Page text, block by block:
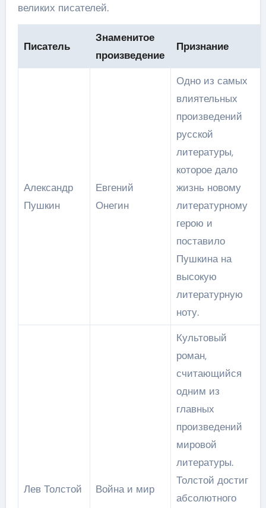
великих писателей.
Писатель
Знаменитое
произведение
Признание
Александр
Пушкин
Евгений
Онегин
Одно из самых
влиятельных
произведений
русской
литературы,
которое дало
жизнь новому
литературному
герою и
поставило
Пушкина на
высокую
литературную
ноту.
Лев Толстой Война и мир
Культовый
роман,
считающийся
одним из
главных
произведений
мировой
литературы.
Толстой достиг
абсолютного